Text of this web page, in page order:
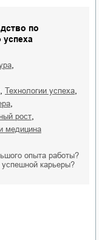
по
технологии успеха
рост
медицина
опыта работы?
карьеры?